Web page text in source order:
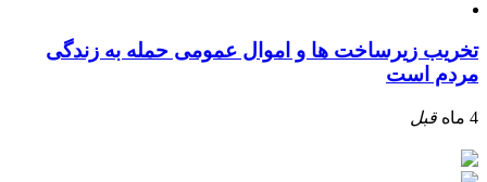
تخریب زیرساخت ها و اموال عمومی حمله به زندگی
مردم است
4 ماه قبل